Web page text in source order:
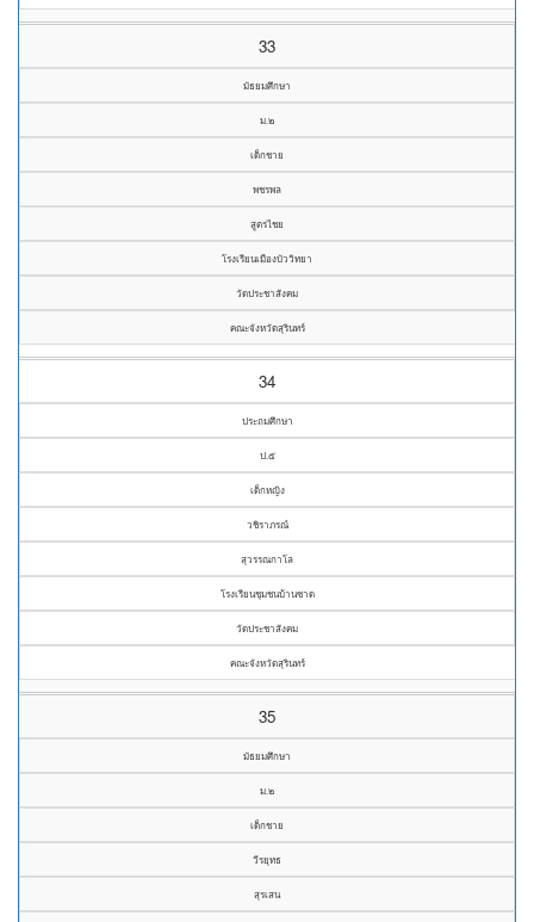
33
มัธยมศึกษา
ม.๒
เด็กชาย
พชรพล
สูตรไชย
โรงเรียนเมืองบัววิทยา
วัดประชาสังคม
คณะจังหวัดสุรินทร์
34
ประถมศึกษา
ป.๕
เด็กหญิง
วชิราภรณ์
สุวรรณกาโล
โรงเรียนชุมชนบ้านซาด
วัดประชาสังคม
คณะจังหวัดสุรินทร์
35
มัธยมศึกษา
ม.๒
เด็กชาย
วีรยุทธ
สุรเสน